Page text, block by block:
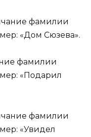
фамилии
«Дом Сюзева».
фамилии
«Подарил
фамилии
«Увидел